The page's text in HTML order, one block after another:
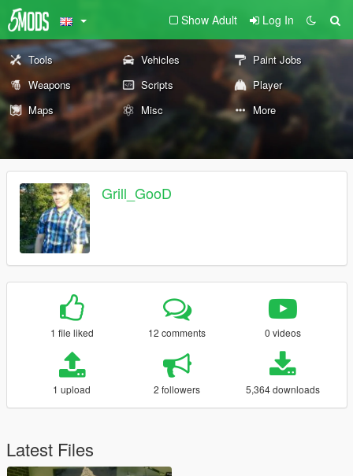
Show Adult Log In
Tools Vehicles
Paint Jobs
Weapons
Scripts
Player
Maps
Misc More
Grill_GooD
1 file liked 12 comments 0 videos
1 upload 2 followers 5,364 downloads
Latest Files